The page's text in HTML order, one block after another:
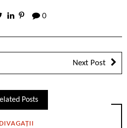
0
Next Post
Posts
DIVAGAȚII